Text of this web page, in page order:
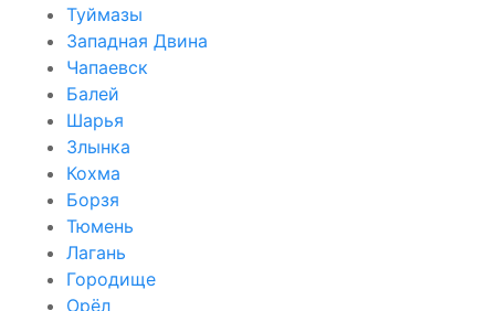
Туймазы
Западная Двина
Чапаевск
Балей
Шарья
Злынка
Кохма
Борзя
Тюмень
Лагань
Городище
Орёл